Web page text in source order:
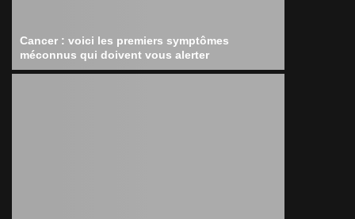
Cancer : voici les premiers symptômes
méconnus qui doivent vous alerter